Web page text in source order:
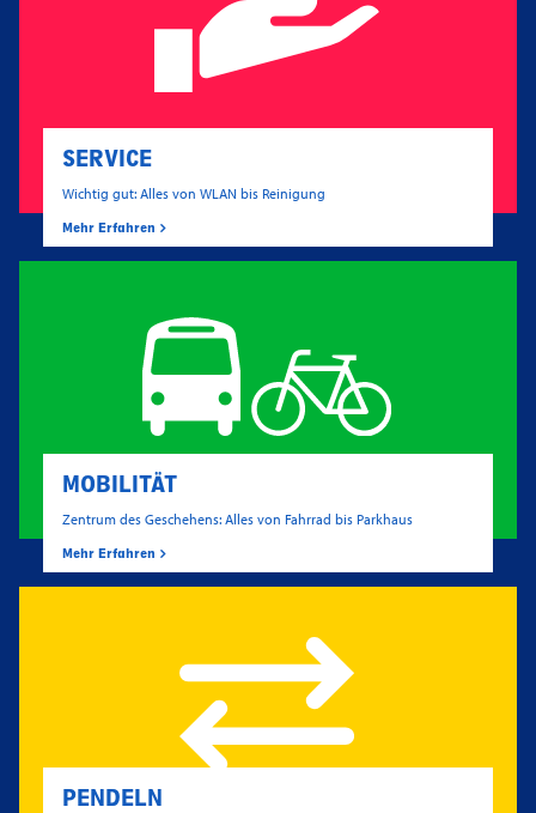
SERVICE
Wichtig gut: Alles von WLAN bis Reinigung
Mehr Erfahren
MOBILITÄT
Zentrum des Geschehens: Alles von Fahrrad bis Parkhaus
Mehr Erfahren
PENDELN